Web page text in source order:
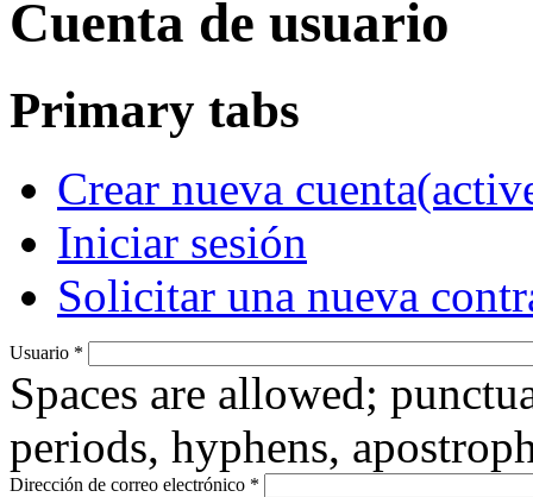
Cuenta de usuario
Primary tabs
Crear nueva cuenta
Iniciar sesión
Solicitar una nueva
Usuario *
Spaces are allowed;
periods, hyphens,
Dirección de correo electrónico *